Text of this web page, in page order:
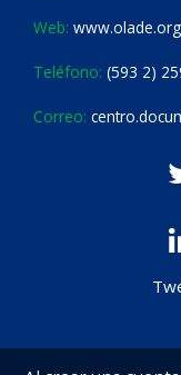
Web: www.olade.org
Teléfono: (593 2)
Correo: